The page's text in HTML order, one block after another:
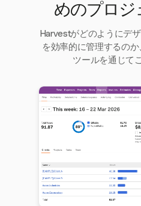
めのプロジ
Harvestがどのようにデ
を効率的に管理するの
ツールを通じて